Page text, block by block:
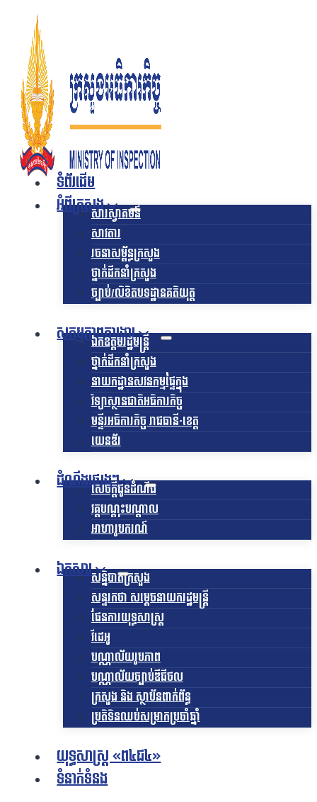
content
ទំព័រដើម
អំពីក្រសួងសារស្វាគមន៍
សាវតារ
រចនាសម្ព័ន្ធក្រសួង​
ថ្នាក់ដឹកនាំក្រសួង
ច្បាប់/លិខិតបទដ្ឋានគតិយុត្ត
សកម្មភាពការងារ
ឯកឧត្ដមរដ្ឋមន្ត្រី
ថ្នាក់ដឹកនាំក្រសួង
នាយកដ្ឋានសវនកម្មផ្ទៃក្នុង
វិទ្យាស្ថានជាតិអធិការកិច្ច
មន្ទីរអធិការកិច្ច រាជធានី-ខេត្ត
យេនឌ័រ
ដំណឹងផ្សេងៗសេចក្តីជូនដំណឹង
វគ្គបណ្តុះបណ្តាល
អាហារូបករណ៍
ឯកសារសន្និបាតក្រសួង
សន្ទរកថា សម្តេចនាយករដ្ឋមន្ត្រី
ផែនការយុទ្ធសាស្រ្ត
វីដេអូ
បណ្ណាល័យរូបភាព
បណ្ណាល័យច្បាប់ឌីជីថល
ក្រសួង និង ស្ថាប័នពាក់ព័ន្ធ
ប្រតិទិនឈប់សម្រាកប្រចាំឆ្នាំ
យុទ្ធសាស្ត្រ «ព៤ជ៤»
ទំនាក់ទំនង